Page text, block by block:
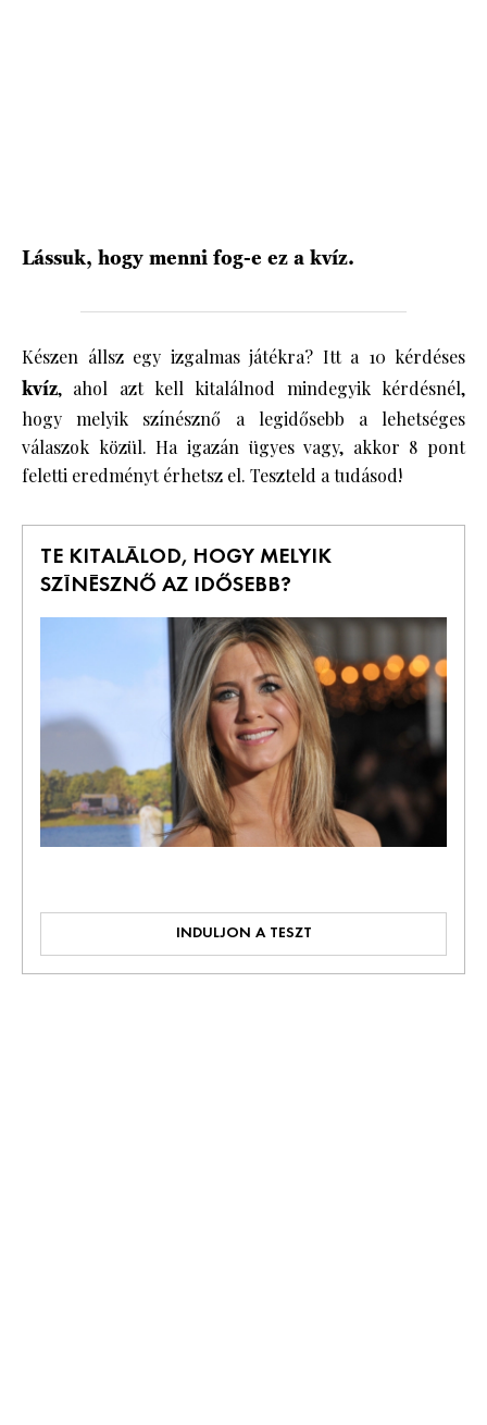
Lássuk, hogy menni fog-e ez a kvíz.
Készen állsz egy izgalmas játékra? Itt a 10 kérdéses
kvíz, ahol azt kell kitalálnod mindegyik kérdésnél,
hogy melyik színésznő a legidősebb a lehetséges
válaszok közül. Ha igazán ügyes vagy, akkor 8 pont
feletti eredményt érhetsz el. Teszteld a tudásod!
TE KITALÁLOD, HOGY MELYIK
SZÍNÉSZNŐ AZ IDŐSEBB?
INDULJON A TESZT